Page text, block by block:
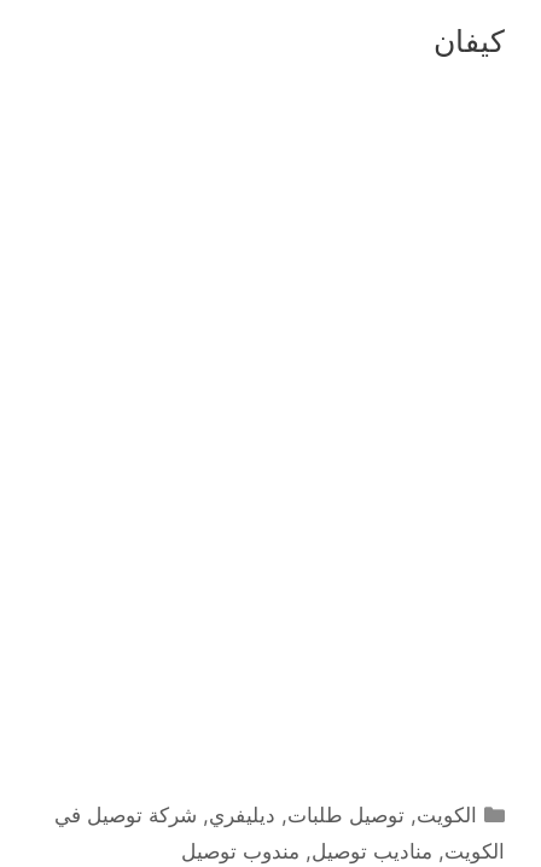
كيفان
التصنيفات
الكويت,توصيل طلبات, ديليفري, شركة توصيل في
الكويت, مناديب توصيل, مندوب توصيل